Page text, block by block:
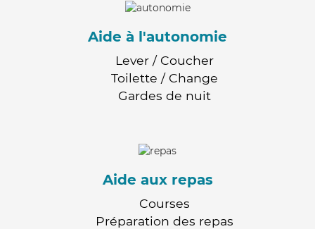
Aide à l'autonomie
Lever / Coucher
Toilette / Change
Gardes de nuit
Aide aux repas
Courses
Préparation des repas